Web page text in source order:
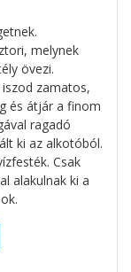
melynek
övezi.
zamatos,
és átjár a finom
ragadó
ki az alkotóból.
Csak
alakulnak ki a